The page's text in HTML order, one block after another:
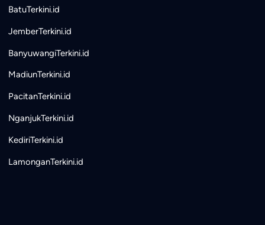
BatuTerkini.id
JemberTerkini.id
BanyuwangiTerkini.id
MadiunTerkini.id
PacitanTerkini.id
NganjukTerkini.id
KediriTerkini.id
LamonganTerkini.id